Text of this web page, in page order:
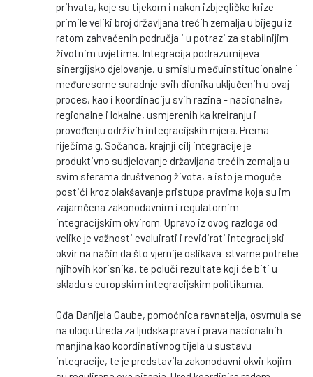
prihvata, koje su tijekom i nakon izbjegličke krize
primile veliki broj državljana trećih zemalja u bijegu iz
ratom zahvaćenih područja i u potrazi za stabilnijim
životnim uvjetima. Integracija podrazumijeva
sinergijsko djelovanje, u smislu međuinstitucionalne i
međuresorne suradnje svih dionika uključenih u ovaj
proces, kao i koordinaciju svih razina - nacionalne,
regionalne i lokalne, usmjerenih ka kreiranju i
provođenju održivih integracijskih mjera. Prema
riječima g. Sočanca, krajnji cilj integracije je
produktivno sudjelovanje državljana trećih zemalja u
svim sferama društvenog života, a isto je moguće
postići kroz olakšavanje pristupa pravima koja su im
zajamčena zakonodavnim i regulatornim
integracijskim okvirom. Upravo iz ovog razloga od
velike je važnosti evaluirati i revidirati integracijski
okvir na način da što vjernije oslikava stvarne potrebe
njihovih korisnika, te poluči rezultate koji će biti u
skladu s europskim integracijskim politikama.
Gđa Danijela Gaube, pomoćnica ravnatelja, osvrnula se
na ulogu Ureda za ljudska prava i prava nacionalnih
manjina kao koordinativnog tijela u sustavu
integracije, te je predstavila zakonodavni okvir kojim